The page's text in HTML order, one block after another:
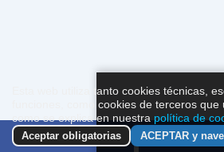
Esta web utiliza tanto cookies técnicas,
funciones, como cookies de terceros
como se explica en nuestrapolítica de
Aceptar obligatorias ACEPTAR y